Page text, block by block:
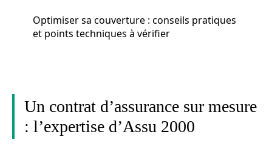
Optimiser sa couverture : conseils pratiques
et points techniques à vérifier
Un contrat d’assurance sur mesure
: l’expertise d’Assu 2000